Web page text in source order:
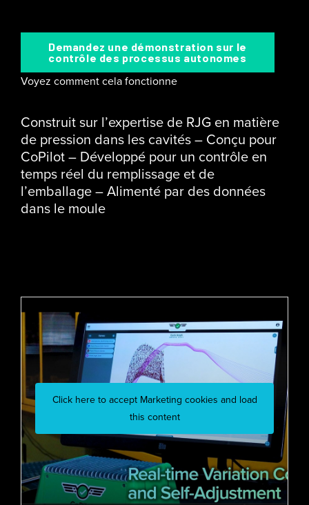
Demandez une démonstration sur le
contrôle des processus autonomes
Voyez comment cela fonctionne
Construit sur l’expertise de RJG en matière
de pression dans les cavités – Conçu pour
CoPilot – Développé pour un contrôle en
temps réel du remplissage et de
l’emballage – Alimenté par des données
dans le moule
Click here to accept Marketing cookies and load
this content